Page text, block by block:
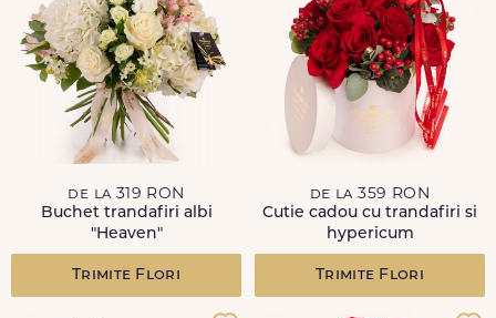
de la 319 RON
Buchet trandafiri albi
"Heaven"
Trimite Flori
de la 359 RON
Cutie cadou cu trandafiri si
hypericum
Trimite Flori